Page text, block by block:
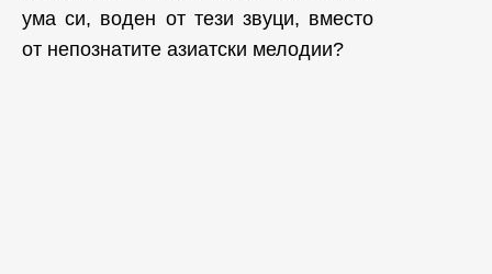
ума си, воден от тези звуци, вместо
от непознатите азиатски мелодии?